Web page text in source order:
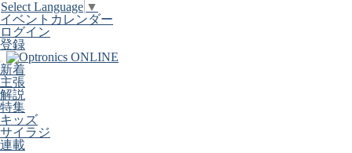
Select Language ▼
イベントカレンダー
ログイン
登録
新着
主張
解説
特集
キッズ
サイラジ
連載